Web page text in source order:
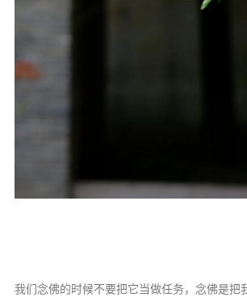
我们念佛的时候不要把它当做任务，念佛是把